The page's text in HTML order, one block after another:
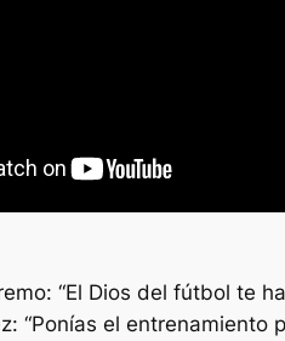
“El Dios del fútbol te
“Ponías el entrenamiento